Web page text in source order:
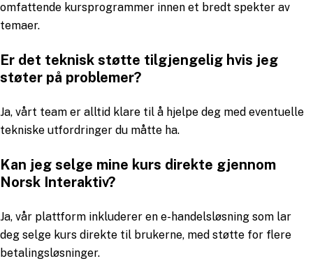
omfattende kursprogrammer innen et bredt spekter av
temaer.
Er det teknisk støtte tilgjengelig hvis jeg
støter på problemer?
Ja, vårt team er alltid klare til å hjelpe deg med eventuelle
tekniske utfordringer du måtte ha.
Kan jeg selge mine kurs direkte gjennom
Norsk Interaktiv?
Ja, vår plattform inkluderer en e-handelsløsning som lar
deg selge kurs direkte til brukerne, med støtte for flere
betalingsløsninger.